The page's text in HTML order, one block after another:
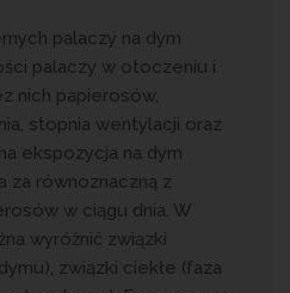
palaczy na dym
palaczy w otoczeniu i
nich papierosów,
stopnia wentylacji oraz
ekspozycja na dym
za równoznaczną z
w ciągu dnia. W
wyróżnić związki
związki ciekłe (faza